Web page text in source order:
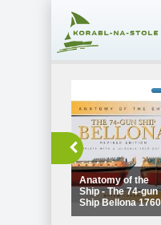
Anatomy of the
Ship - The 74-gun
Ship Bellona 1760